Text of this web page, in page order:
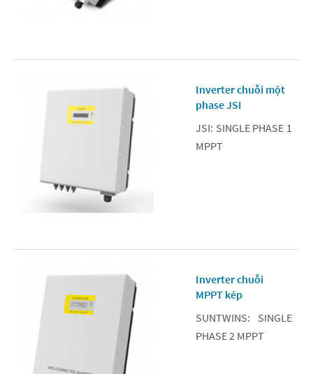
Inverter chuỗi một
phase JSI
JSI: SINGLE PHASE 1
MPPT
Inverter chuỗi
MPPT kép
SUNTWINS: SINGLE
PHASE 2 MPPT